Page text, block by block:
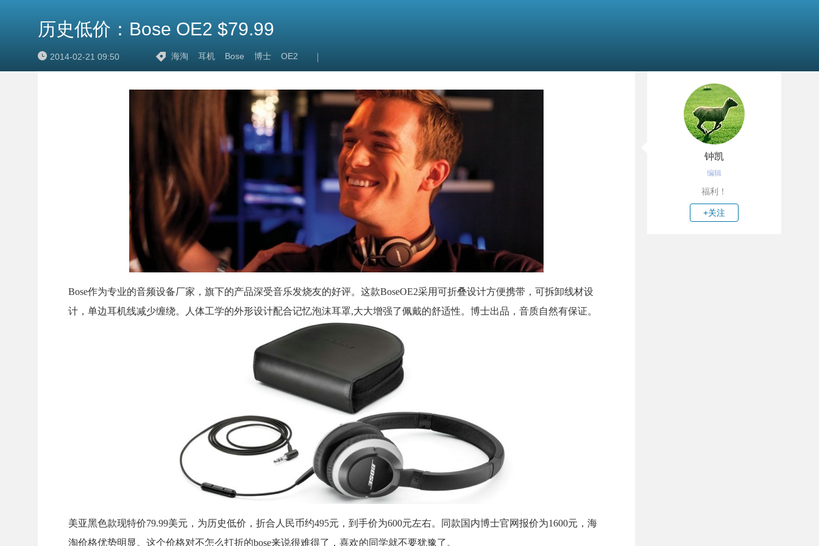
历史低价：Bose OE2 $79.99
2014-02-21 09:50 海淘 耳机 Bose 博士 OE2
Bose作为专业的音频设备厂家，旗下的产品深受音乐发烧友的好评。这款BoseOE2采用可折叠设计方便携带，可拆卸线材设
计，单边耳机线减少缠绕。人体工学的外形设计配合记忆泡沫耳罩,大大增强了佩戴的舒适性。博士出品，音质自然有保证。
美亚黑色款现特价79.99美元，为历史低价，折合人民币约495元，到手价为600元左右。同款国内博士官网报价为1600元，海
淘价格优势明显。这个价格对不怎么打折的bose来说很难得了，喜欢的同学就不要犹豫了。
钟凯
编辑
福利！
+关注